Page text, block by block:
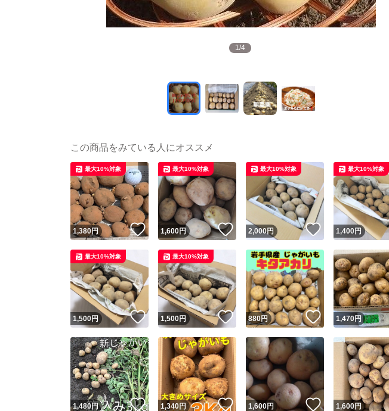
1/4
この商品をみている人にオススメ
1,380円 いいね！
最大10%対象
1,600円 いいね！
最大10%対象
2,000円 いいね！
最大10%対象
1,400円
最大10%対象
1,500円 いいね！
最大10%対象
1,500円 いいね！
最大10%対象
880円 いいね！
1,470円
1,480円 いいね！
1,340円 いいね！
1,600円 いいね！
1,600円